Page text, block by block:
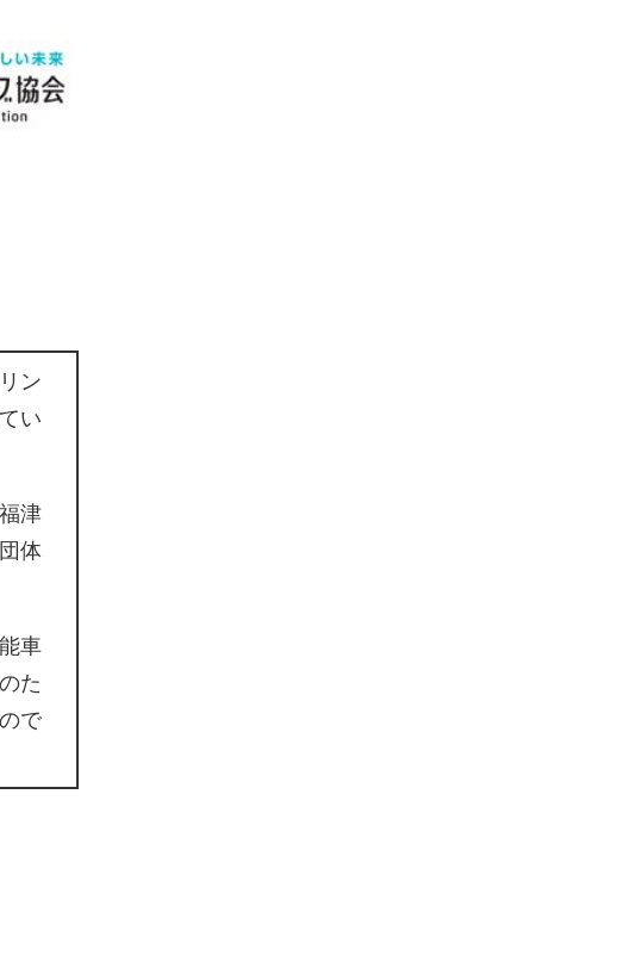
ン
い
津
体
車
た
で